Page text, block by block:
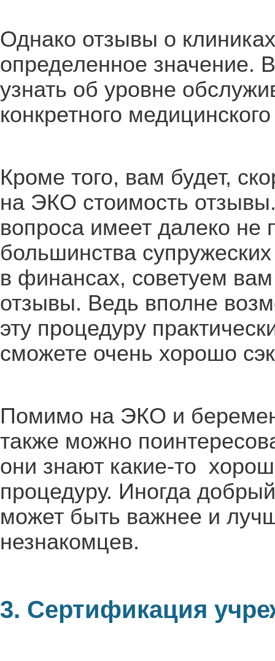
Однако отзывы о
определенное значение.
узнать об уровне
конкретного
Кроме того, вам будет,
на ЭКО стоимость
вопроса имеет далеко не
большинства
в финансах, советуем
отзывы. Ведь вполне
эту процедуру
сможете очень хорошо
Помимо на ЭКО и
также можно
они знают какие-то
процедуру. Иногда
может быть важнее и
незнакомцев.
3. Сертификация